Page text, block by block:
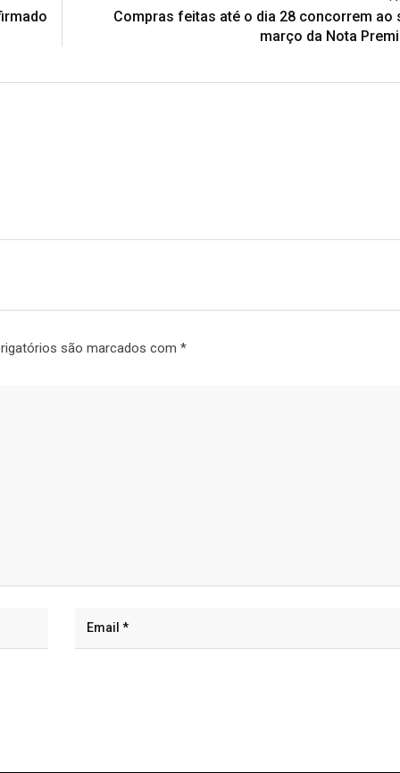
Compras feitas até o dia 28 concorrem ao
março da Nota
são marcados com *